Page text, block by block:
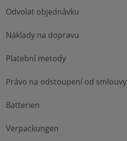
Odvolat objednávku
Náklady na dopravu
Platební metody
Právo na odstoupení od smlouvy
Batterien
Verpackungen